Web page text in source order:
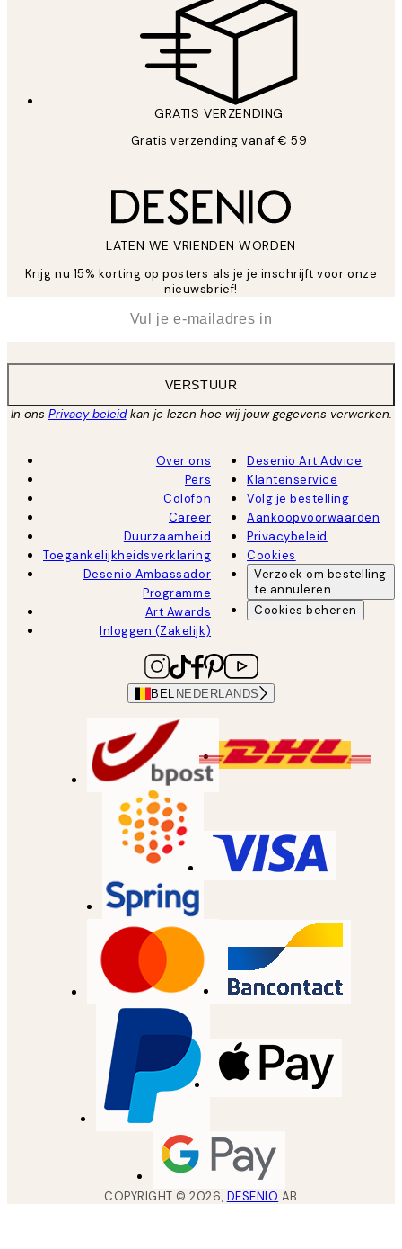
GRATIS VERZENDING
Gratis verzending vanaf € 59
LATEN WE VRIENDEN WORDEN
Krijg nu 15% korting op posters als je je inschrijft voor onze
nieuwsbrief!
VERSTUUR
In ons Privacy beleidkan je lezen hoe wij jouw gegevens verwerken.
Over ons
Pers
Colofon
Career
Duurzaamheid
Toegankelijkheidsverklaring
Desenio Ambassador
Programme
Art Awards
Inloggen (Zakelijk)
Desenio Art Advice
Klantenservice
Volg je bestelling
Aankoopvoorwaarden
Privacybeleid
Cookies
Verzoek om bestelling
te annuleren
Cookies beheren
BEL NEDERLANDS
COPYRIGHT ©2026, DESENIO AB